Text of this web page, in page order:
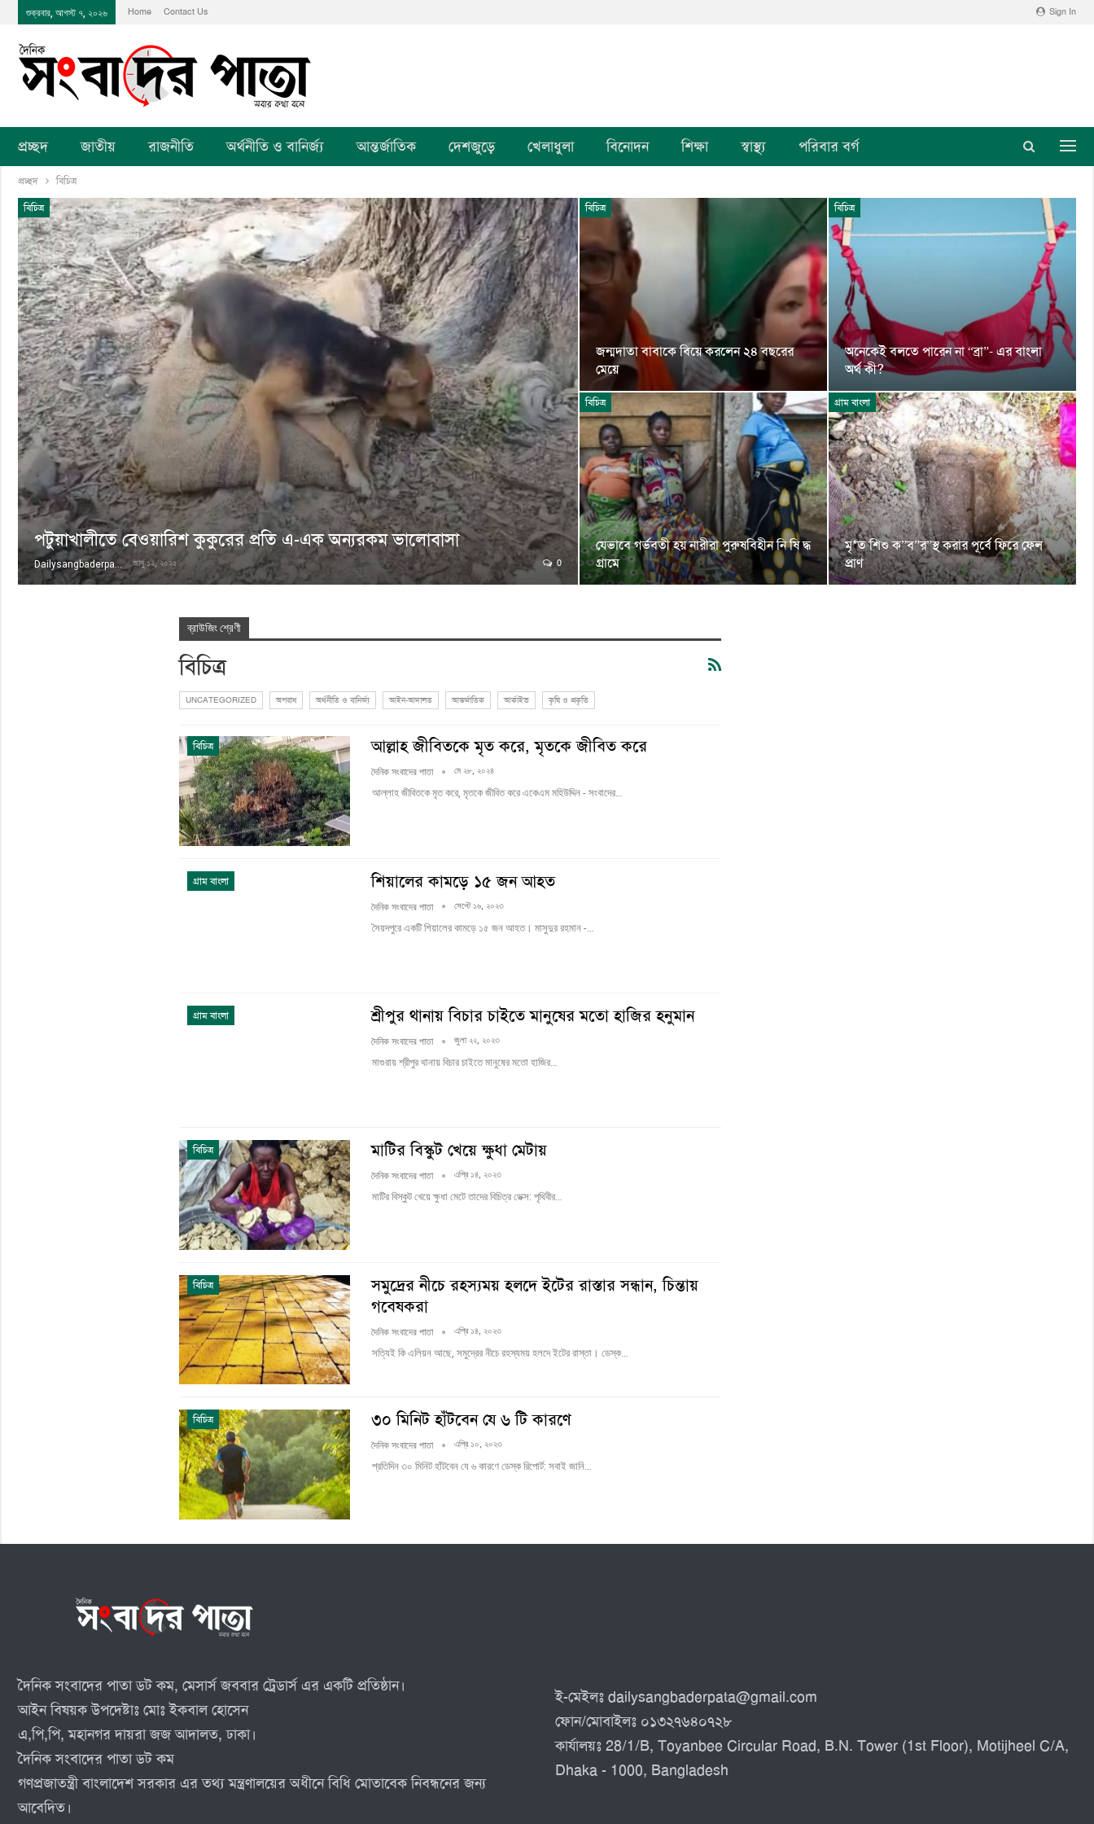
Sign In
শুক্রবার, আগস্ট ৭, ২০২৬ Home Contact Us
প্রচ্ছদ জাতীয় রাজনীতি অর্থনীতি ও বানির্জ্য আন্তর্জাতিক দেশজুড়ে খেলাধুলা বিনোদন শিক্ষা স্বাস্থ্য পরিবার বর্গ
প্রচ্ছদ বিচিত্র
বিচিত্র
পটুয়াখালীতে বেওয়ারিশ কুকুরের প্রতি এ-এক অন্যরকম ভালোবাসা
Dailysangbaderpata জানু ১২, ২০২৫ 0
বিচিত্র
জন্মদাতা বাবাকে বিয়ে করলেন ২৪ বছরের
মেয়ে
বিচিত্র
অনেকেই বলতে পারেন না “ব্রা”- এর বাংলা
অর্থ কী?
বিচিত্র
যেভাবে গর্ভবতী হয় নারীরা পুরুষবিহীন নি ষি দ্ধ
গ্রামে
গ্রাম বাংলা
মৃ*ত শিশু ক”ব”র”স্থ করার পূর্বে ফিরে ফেল
প্রাণ
ব্রাউজিং শ্রেণী
বিচিত্র
UNCATEGORIZED অপরাধ অর্থনীতি ও বানির্জ্য আইন-আদালত আন্তর্জাতিক আর্কাইভ কৃষি ও প্রকৃতি
বিচিত্র আল্লাহ জীবিতকে মৃত করে, মৃতকে জীবিত করে
দৈনিক সংবাদের পাতা মে ২৮, ২০২৪
আল্লাহ জীবিতকে মৃত করে, মৃতকে জীবিত করে একেএম মহিউদ্দিন - সংবাদের…
গ্রাম বাংলা শিয়ালের কামড়ে ১৫ জন আহত
দৈনিক সংবাদের পাতা সেপ্টে ১৬, ২০২৩
সৈয়দপুরে একটি শিয়ালের কামড়ে ১৫ জন আহত। মাসুদুর রহমান -…
গ্রাম বাংলা শ্রীপুর থানায় বিচার চাইতে মানুষের মতো হাজির হনুমান
দৈনিক সংবাদের পাতা জুলা ২২, ২০২৩
মাগুরায় শ্রীপুর থানায় বিচার চাইতে মানুষের মতো হাজির…
বিচিত্র মাটির বিস্কুট খেয়ে ক্ষুধা মেটায়
দৈনিক সংবাদের পাতা এপ্রি ১৪, ২০২৩
মাটির বিস্কুট খেয়ে ক্ষুধা মেটে তাদের বিচিত্র ডেক্স: পৃথিবীর…
বিচিত্র
সমুদ্রের নীচে রহস্যময় হলদে ইটের রাস্তার সন্ধান, চিন্তায়
গবেষকরা
দৈনিক সংবাদের পাতা এপ্রি ১৪, ২০২৩
সত্যিই কি এলিয়ন আছে, সমুদ্রের নীচে রহস্যময় হলদে ইটের রাস্তা। ডেস্ক…
বিচিত্র ৩০ মিনিট হাঁটবেন যে ৬ টি কারণে
দৈনিক সংবাদের পাতা এপ্রি ১০, ২০২৩
প্রতিদিন ৩০ মিনিট হাঁটবেন যে ৬ কারণে ডেস্ক রিপোর্ট: সবাই জানি…
দৈনিক সংবাদের পাতা ডট কম, মেসার্স জববার ট্রেডার্স এর একটি প্রতিষ্ঠান।
আইন বিষয়ক উপদেষ্টাঃ মোঃ ইকবাল হোসেন
এ,পি,পি, মহানগর দায়রা জজ আদালত, ঢাকা।
দৈনিক সংবাদের পাতা ডট কম
গণপ্রজাতন্ত্রী বাংলাদেশ সরকার এর তথ্য মন্ত্রণালয়ের অধীনে বিধি মোতাবেক নিবন্ধনের জন্য
আবেদিত।
ই-মেইলঃ dailysangbaderpata@gmail.com
ফোন/মোবাইলঃ ০১৩২৭৬৪০৭২৮
কার্যালয়ঃ 28/1/B, Toyanbee Circular Road, B.N. Tower (1st Floor), Motijheel C/A,
Dhaka - 1000, Bangladesh